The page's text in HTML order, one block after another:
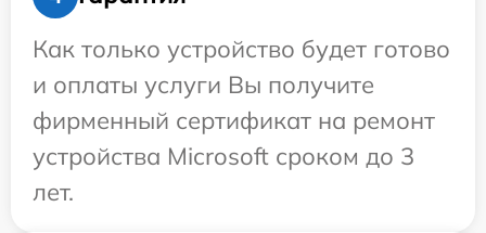
Как только устройство будет готово
и оплаты услуги Вы получите
фирменный сертификат на ремонт
устройства Microsoft сроком до 3
лет.